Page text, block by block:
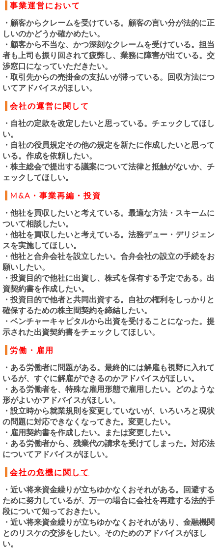
事業運営において
・顧客からクレームを受けている。顧客の言い分が法的に正
しいのかどうか確かめたい。
・顧客から不当な、かつ深刻なクレームを受けている。担当
者も上司も振り回されて疲弊し、業務に障害が出ている。交
渉窓口になっていただきたい。
・取引先からの売掛金の支払いが滞っている。回収方法につ
いてアドバイスがほしい。
会社の運営に関して
・自社の定款を改定したいと思っている。チェックしてほし
い。
・自社の役員規定その他の規定を新たに作成したいと思って
いる。作成を依頼したい。
・株主総会で提出する議案について法律と抵触がないか、チ
ェックしてほしい。
M&A・事業再編・投資
・他社を買収したいと考えている。最適な方法・スキームに
ついて相談したい。
・他社を買収したいと考えている。法務デュー・デリジェン
スを実施してほしい。
・他社と合弁会社を設立したい。合弁会社の設立の手続をお
願いしたい。
・投資目的で他社に出資し、株式を保有する予定である。出
資契約書を作成したい。
・投資目的で他者と共同出資する。自社の権利をしっかりと
確保するための株主間契約を締結したい。
・ベンチャーキャピタルから出資を受けることになった。提
示された出資契約書をチェックしてほしい。
労働・雇用
・ある労働者に問題がある。最終的には解雇も視野に入れて
いるが、すぐに解雇ができるのかアドバイスがほしい。
・ある労働者を、特殊な雇用形態で雇用したい。どのような
形がよいかアドバイスがほしい。
・設立時から就業規則を変更していないが、いろいろと現状
の問題に対応できなくなってきた。変更したい。
・雇用契約書を作成したい。または変更したい。
・ある労働者から、残業代の請求を受けてしまった。対応法
についてアドバイスがほしい。
会社の危機に関して
・近い将来資金繰りが立ちゆかなくおそれがある。回避する
ために努力しているが、万一の場合に会社を再建する法的手
段について知っておきたい。
・近い将来資金繰りが立ちゆかなくおそれがあり、金融機関
とのリスケの交渉をしたい。そのためのアドバイスがほし
い。